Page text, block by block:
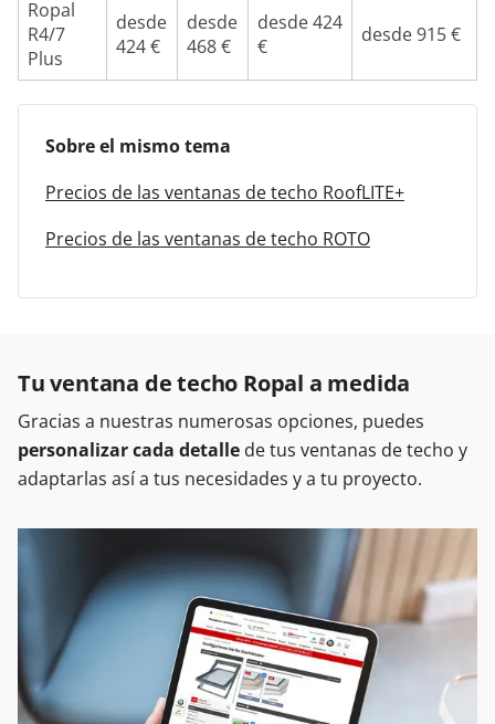
Ropal
R4/7
Plus
desde
424 €
desde
468 €
desde 424
€
desde 915 €
Sobre el mismo tema
Precios de las ventanas de techo RoofLITE+
Precios de las ventanas de techo ROTO
Tu ventana de techo Ropal a medida
Gracias a nuestras numerosas opciones, puedes
personalizar cada detalle de tus ventanas de techo y
adaptarlas así a tus necesidades y a tu proyecto.